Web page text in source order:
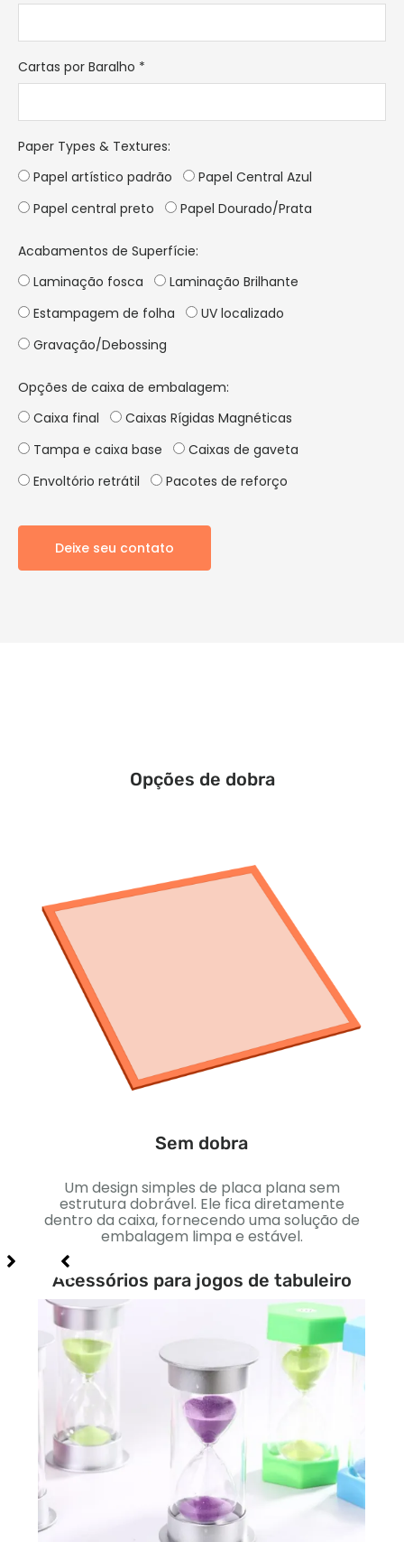
Cartas por Baralho *
Paper Types & Textures:
Papel artístico padrão
Papel Central Azul
Papel central preto
Papel Dourado/Prata
Acabamentos de Superfície:
Laminação fosca
Laminação Brilhante
Estampagem de folha
UV localizado
Gravação/Debossing
Opções de caixa de embalagem:
Caixa final
Caixas Rígidas Magnéticas
Tampa e caixa base
Caixas de gaveta
Envoltório retrátil
Pacotes de reforço
Deixe seu contato
Opções de dobra
Sem dobra
Um design simples de placa plana sem
estrutura dobrável. Ele fica diretamente
dentro da caixa, fornecendo uma solução de
embalagem limpa e estável.
Acessórios para jogos de tabuleiro